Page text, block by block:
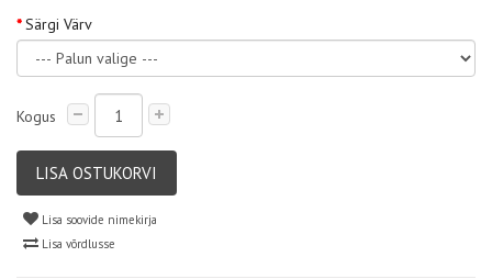
Särgi Värv
Kogus
LISA OSTUKORVI
Lisa soovide nimekirja
Lisa võrdlusse